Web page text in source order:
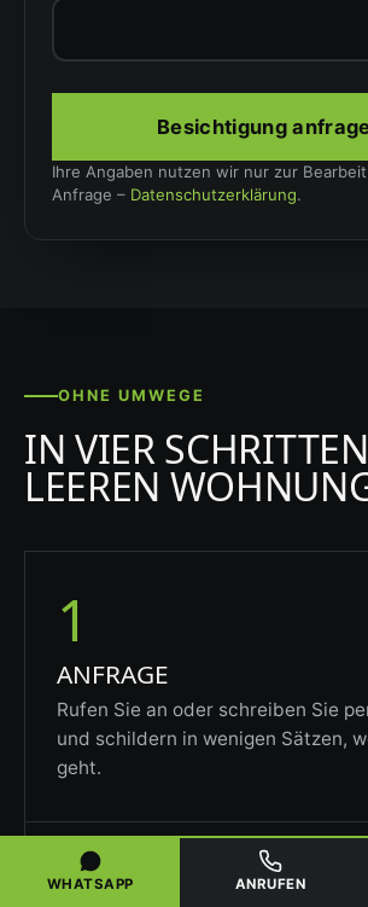
Besichtigung
Ihre Angaben nutzen wir nur zur
Anfrage – Datenschutzerklärung.
OHNE UMWEGE
IN VIER
LEEREN
1
ANFRAGE
Rufen Sie an oder schreiben Sie
und schildern in wenigen Sätzen,
geht.
2
WHATSAPP ANRUFEN